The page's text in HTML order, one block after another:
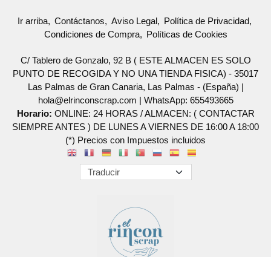
Ir arriba Contáctanos Aviso Legal
Política de Privacidad
Condiciones de Compra
Políticas de Cookies
C/ Tablero de Gonzalo, 92 B ( ESTE ALMACEN ES SOLO
PUNTO DE RECOGIDA Y NO UNA TIENDA FISICA) - 35017
Las Palmas de Gran Canaria, Las Palmas - (España) |
hola@elrinconscrap.com | WhatsApp: 655493665
Horario: ONLINE: 24 HORAS / ALMACEN: ( CONTACTAR
SIEMPRE ANTES ) DE LUNES A VIERNES DE 16:00 A 18:00
(*) Precios con Impuestos incluidos